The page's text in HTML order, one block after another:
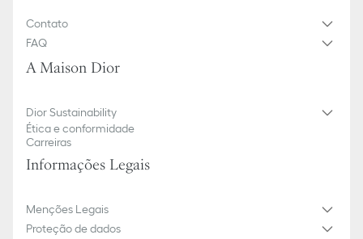
Contato
FAQ
A Maison Dior
Dior Sustainability
Ética e conformidade
Carreiras
Informações Legais
Menções Legais
Proteção de dados